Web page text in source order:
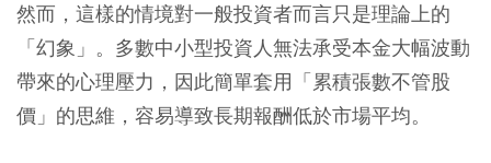
然而，這樣的情境對一般投資者而言只是理論上的
「幻象」。多數中小型投資人無法承受本金大幅波動
帶來的心理壓力，因此簡單套用「累積張數不管股
價」的思維，容易導致長期報酬低於市場平均。